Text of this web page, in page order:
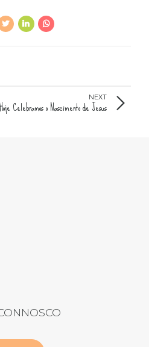
NEXT
Hoje Celebramos o Nascimento de Jesus